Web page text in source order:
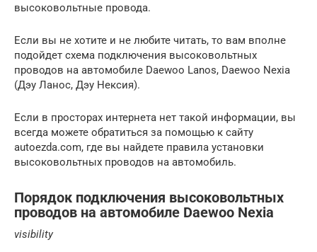
высоковольтные провода.
Если вы не хотите и не любите читать, то вам вполне
подойдет схема подключения высоковольтных
проводов на автомобиле Daewoo Lanos, Daewoo Nexia
(Дэу Ланос, Дэу Нексия).
Если в просторах интернета нет такой информации, вы
всегда можете обратиться за помощью к сайту
autoezda.com, где вы найдете правила установки
высоковольтных проводов на автомобиль.
Порядок подключения высоковольтных
проводов на автомобиле Daewoo Nexia
visibility